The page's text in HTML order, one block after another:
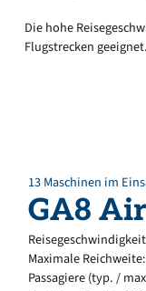
Die hohe
Flugstrecken geeignet.
13 Maschinen im
GA8
Maximale
Passagiere (typ. /